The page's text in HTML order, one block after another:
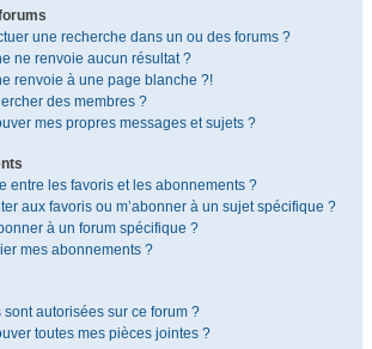
une recherche dans un ou des forums ?
ne renvoie aucun résultat ?
renvoie à une page blanche ?!
des membres ?
mes propres messages et sujets ?
entre les favoris et les abonnements ?
aux favoris ou m’abonner à un sujet spécifique ?
à un forum spécifique ?
mes abonnements ?
autorisées sur ce forum ?
toutes mes pièces jointes ?